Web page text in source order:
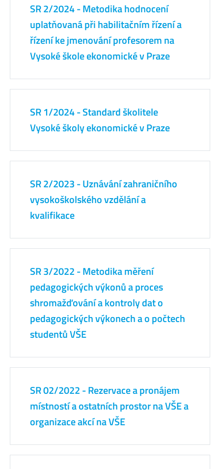
SR 2/2024 - Metodika hodnocení
uplatňovaná při habilitačním řízení a
řízení ke jmenování profesorem na
Vysoké škole ekonomické v Praze
SR 1/2024 - Standard školitele
Vysoké školy ekonomické v Praze
SR 2/2023 - Uznávání zahraničního
vysokoškolského vzdělání a
kvalifikace
SR 3/2022 - Metodika měření
pedagogických výkonů a proces
shromažďování a kontroly dat o
pedagogických výkonech a o počtech
studentů VŠE
SR 02/2022 - Rezervace a pronájem
místností a ostatních prostor na VŠE a
organizace akcí na VŠE